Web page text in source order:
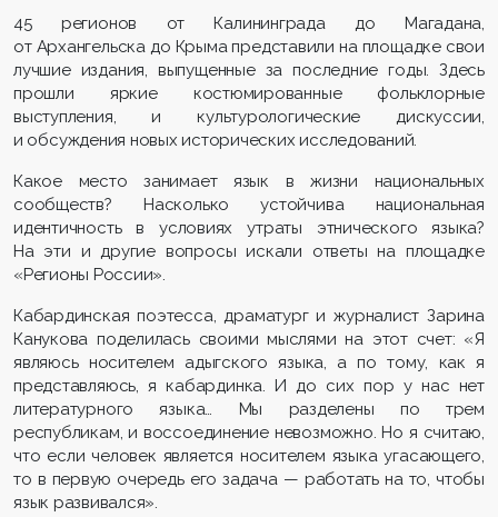
45 регионов от Калининграда до Магадана,
от Архангельска до Крыма представили на площадке свои
лучшие издания, выпущенные за последние годы. Здесь
прошли яркие костюмированные фольклорные
выступления, и культурологические дискуссии,
и обсуждения новых исторических исследований.
Какое место занимает язык в жизни национальных
сообществ? Насколько устойчива национальная
идентичность в условиях утраты этнического языка?
На эти и другие вопросы искали ответы на площадке
«Регионы России».
Кабардинская поэтесса, драматург и журналист Зарина
Канукова поделилась своими мыслями на этот счет: «Я
являюсь носителем адыгского языка, а по тому, как я
представляюсь, я кабардинка. И до сих пор у нас нет
литературного языка… Мы разделены по трем
республикам, и воссоединение невозможно. Но я считаю,
что если человек является носителем языка угасающего,
то в первую очередь его задача — работать на то, чтобы
язык развивался».